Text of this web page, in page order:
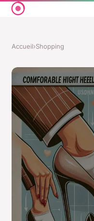
Accueil›Shopping